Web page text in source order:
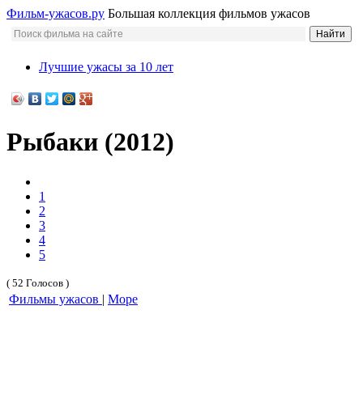
Фильм-ужасов.ру Большая коллекция фильмов ужасов
Лучшие ужасы за 10 лет
Рыбаки (2012)
1
2
3
4
5
( 52 Голосов )
Фильмы ужасов | Море